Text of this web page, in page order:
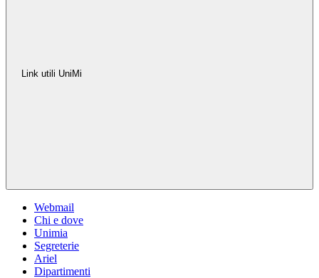
Link utili UniMi
Webmail
Chi e dove
Unimia
Segreterie
Ariel
Dipartimenti